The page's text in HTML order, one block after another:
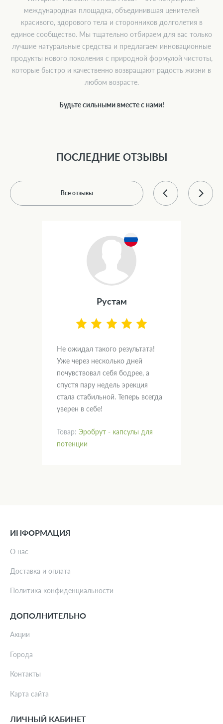
международная площадка, объединившая ценителей
красивого, здорового тела и сторонников долголетия в
единое сообщество. Мы тщательно отбираем для вас только
лучшие натуральные средства и предлагаем инновационные
продукты нового поколения с природной формулой чистоты,
которые быстро и качественно возвращают радость жизни в
любом возрасте.
Будьте сильными вместе с нами!
ПОСЛЕДНИЕ ОТЗЫВЫ
Все отзывы
Рустам
Не ожидал такого результата!
Уже через несколько дней
почувствовал себя бодрее, а
спустя пару недель эрекция
стала стабильной. Теперь всегда
уверен в себе!
Товар: Эробрут - капсулы для
потенции
ИНФОРМАЦИЯ
О нас
Доставка и оплата
Политика конфиденциальности
ДОПОЛНИТЕЛЬНО
Акции
Города
Контакты
Карта сайта
ЛИЧНЫЙ КАБИНЕТ